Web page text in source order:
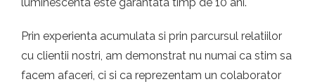
Prin experienta acumulata si prin parcursul relatiilor
cu clientii nostri, am demonstrat nu numai ca stim sa
facem afaceri, ci si ca reprezentam un colaborator